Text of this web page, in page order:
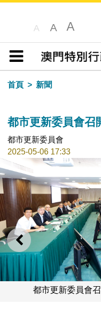
A A A
目錄
首頁
新聞
都市更新委員會召
都市更新委員會
2025-05-06 17:33
上一則
都市更新委員會